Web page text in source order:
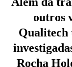
outros
Qualitech
Rocha